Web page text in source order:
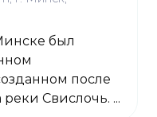
был
после
Свислочь. ...